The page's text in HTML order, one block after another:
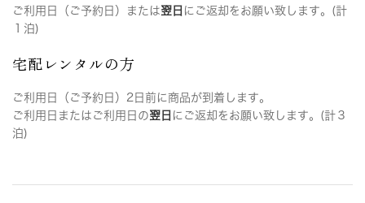
ご利用日（ご予約日）または翌日 にご返却をお願い致します。(計
１泊)
宅配レンタルの方
ご利用日（ご予約日）2日前に商品が到着します。
ご利用日またはご利用日の翌日 にご返却をお願い致します。(計３
泊)